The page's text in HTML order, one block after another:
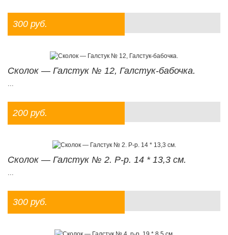
300 руб.
Сколок — Галстук № 12, Галстук-бабочка.
...
200 руб.
Сколок — Галстук № 2. Р-р. 14 * 13,3 см.
...
300 руб.